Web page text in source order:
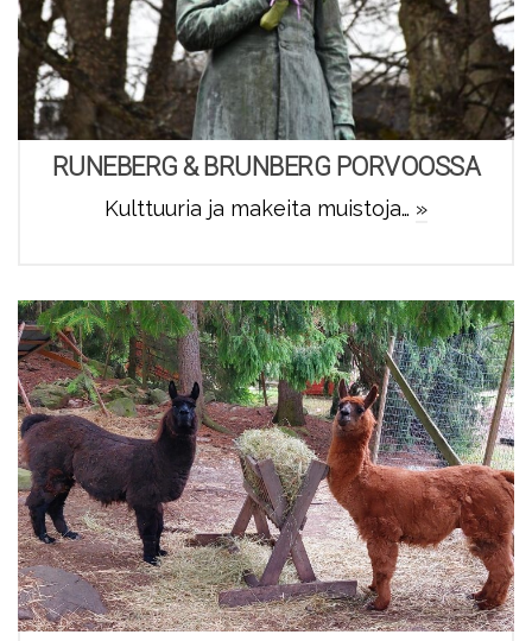
RUNEBERG & BRUNBERG PORVOOSSA
Kulttuuria ja makeita muistoja… »